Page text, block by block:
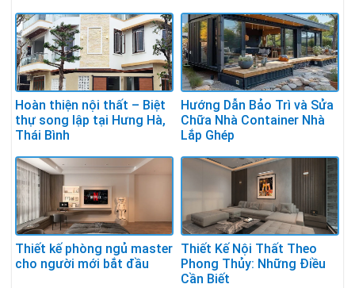
Hoàn thiện nội thất – Biệt
thự song lập tại Hưng Hà,
Thái Bình
Hướng Dẫn Bảo Trì và Sửa
Chữa Nhà Container Nhà
Lắp Ghép
Thiết kế phòng ngủ master
cho người mới bắt đầu
Thiết Kế Nội Thất Theo
Phong Thủy: Những Điều
Cần Biết